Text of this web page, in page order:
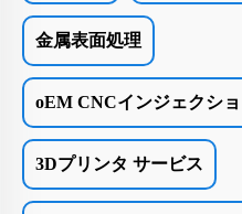
金属表面処理
oEM CNCインジェクシ
3Dプリンタ サービス